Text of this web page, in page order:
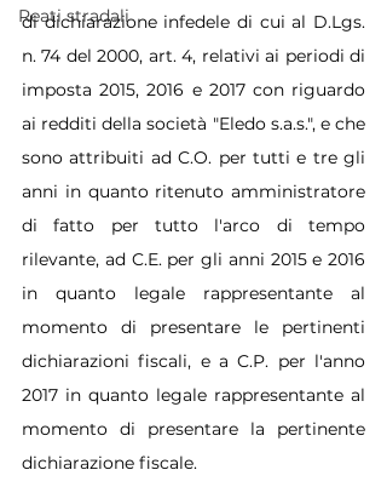
Reati stradali
di dichiarazione infedele di cui al D.Lgs.
n. 74 del 2000, art. 4, relativi ai periodi di
imposta 2015, 2016 e 2017 con riguardo
ai redditi della società "Eledo s.a.s.", e che
sono attribuiti ad C.O. per tutti e tre gli
anni in quanto ritenuto amministratore
di fatto per tutto l'arco di tempo
rilevante, ad C.E. per gli anni 2015 e 2016
in quanto legale rappresentante al
momento di presentare le pertinenti
dichiarazioni fiscali, e a C.P. per l'anno
2017 in quanto legale rappresentante al
momento di presentare la pertinente
dichiarazione fiscale.